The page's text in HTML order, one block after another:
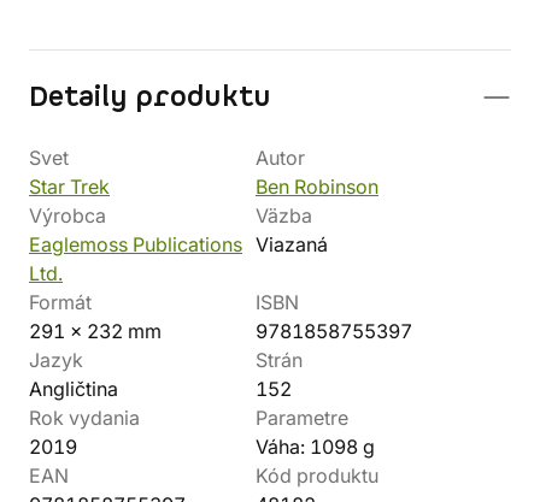
Detaily produktu
Svet
Star Trek
Autor
Ben Robinson
Výrobca
Eaglemoss Publications
Ltd.
Väzba
Viazaná
Formát
291 x 232 mm
ISBN
9781858755397
Jazyk
Angličtina
Strán
152
Rok vydania
2019
Parametre
Váha: 1098 g
EAN
Kód produktu